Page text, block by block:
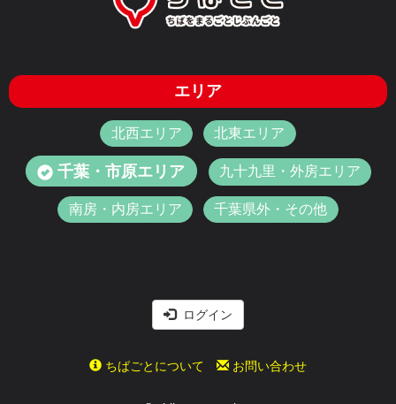
エリア
北西エリア 北東エリア
千葉・市原エリア 九十九里・外房エリア
南房・内房エリア 千葉県外・その他
ログイン
ちばごとについて お問い合わせ